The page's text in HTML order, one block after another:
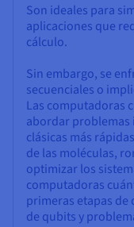
Son ideales para
aplicaciones que
cálculo.
Sin embargo, se
secuenciales o
Las computadoras
abordar problemas
clásicas más
de las moléculas,
optimizar los
computadoras
primeras etapas
de qubits y